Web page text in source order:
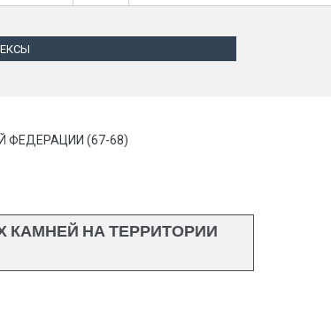
(67-68)
НА ТЕРРИТОРИИ